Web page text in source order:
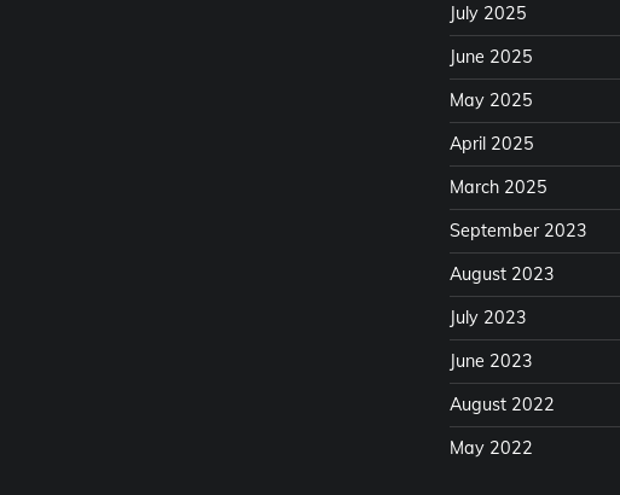
July 2025
June 2025
May 2025
April 2025
March 2025
September 2023
August 2023
July 2023
June 2023
August 2022
May 2022